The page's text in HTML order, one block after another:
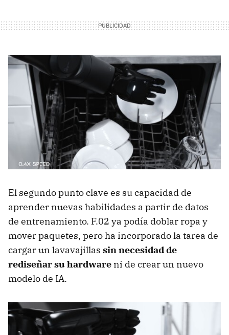
El segundo punto clave es su capacidad de
aprender nuevas habilidades a partir de datos
de entrenamiento. F.02 ya podía doblar ropa y
mover paquetes, pero ha incorporado la tarea de
cargar un lavavajillas sin necesidad de
rediseñar su hardware ni de crear un nuevo
modelo de IA.